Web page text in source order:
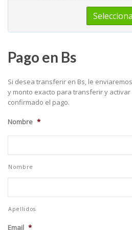
Pago en Bs
Si desea transferir en Bs, le
y monto exacto para transferir y
confirmado el pago.
Nombre *
Nombre
Apellidos
Email *